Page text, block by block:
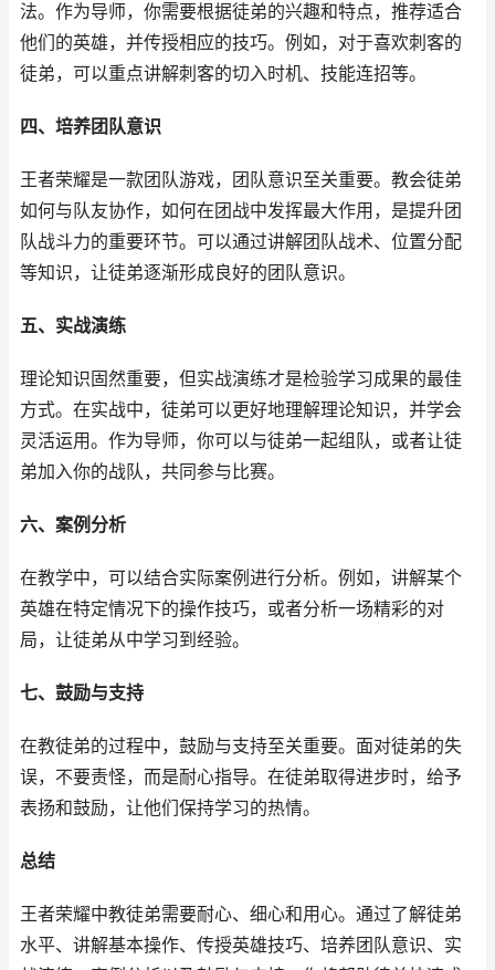
法。作为导师，你需要根据徒弟的兴趣和特点，推荐适合
他们的英雄，并传授相应的技巧。例如，对于喜欢刺客的
徒弟，可以重点讲解刺客的切入时机、技能连招等。
四、培养团队意识
王者荣耀是一款团队游戏，团队意识至关重要。教会徒弟
如何与队友协作，如何在团战中发挥最大作用，是提升团
队战斗力的重要环节。可以通过讲解团队战术、位置分配
等知识，让徒弟逐渐形成良好的团队意识。
五、实战演练
理论知识固然重要，但实战演练才是检验学习成果的最佳
方式。在实战中，徒弟可以更好地理解理论知识，并学会
灵活运用。作为导师，你可以与徒弟一起组队，或者让徒
弟加入你的战队，共同参与比赛。
六、案例分析
在教学中，可以结合实际案例进行分析。例如，讲解某个
英雄在特定情况下的操作技巧，或者分析一场精彩的对
局，让徒弟从中学习到经验。
七、鼓励与支持
在教徒弟的过程中，鼓励与支持至关重要。面对徒弟的失
误，不要责怪，而是耐心指导。在徒弟取得进步时，给予
表扬和鼓励，让他们保持学习的热情。
总结
王者荣耀中教徒弟需要耐心、细心和用心。通过了解徒弟
水平、讲解基本操作、传授英雄技巧、培养团队意识、实